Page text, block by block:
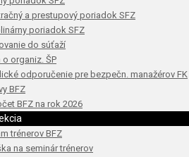
a prestupový poriadok SFZ
poriadok SFZ
do súťaží
o organiz. ŠP
odporučenie pre bezpečn. manažérov FK
BFZ
BFZ na rok 2026
trénerov BFZ
na seminár trénerov